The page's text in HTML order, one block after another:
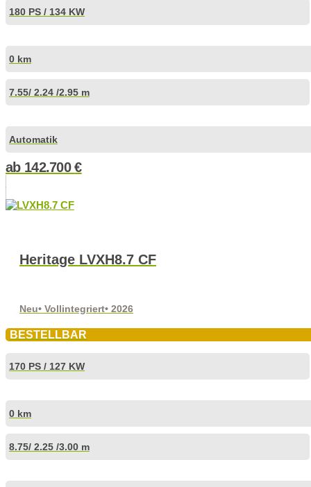
180 PS / 134 KW
0 km
7.55/ 2.24 /2.95 m
Automatik
ab 142.700€
Heritage LVXH8.7 CF
Neu• Vollintegriert• 2026
BESTELLBAR
170 PS / 127 KW
0 km
8.75/ 2.25 /3.00 m